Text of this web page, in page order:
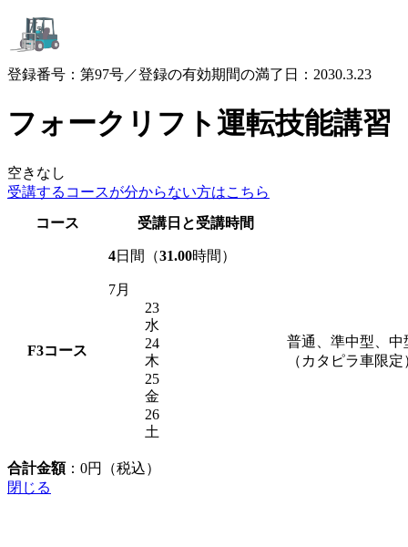
登録番号：第97号／登録の有効期間の満了日：2030.3.23
フォークリフト運転技能講習
空きなし
受講するコースが分からない方はこちら
コース
受講日と受講時間
F3コース
4日間（31.00時間）
7月
23
水
24
木
25
金
26
土
普通、準中型、
（カタピラ車限
合計金額： 0円（税込）
閉じる